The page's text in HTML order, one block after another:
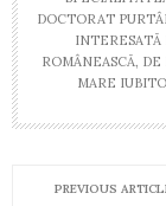
DOCTORAT
ROMÂNEASCĂ,
MARE
PREVIOUS